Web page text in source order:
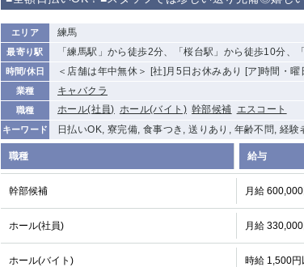
エリア 練馬
最寄り駅 「練馬駅」から徒歩2分、「桜台駅」から徒歩10分
時間/休日 ＜店舗は年中無休＞ [社]月5日お休みあり [ア]時間・
業種 キャバクラ
職種 ホール(社員) ホール(バイト) 幹部候補 エスコート
キーワード 日払いOK, 寮完備, 食事つき, 送りあり, 年齢不問, 経
職種 給与
幹部候補 月給
ホール(社員) 月給
ホール(バイト) 時給 1,500円
から徒歩10分
①歌舞伎町 ②
新宿
①東武練馬 ②
成増・板橋 ③
大山 ②池袋
池袋東口
下赤塚 竹ノ塚 三鷹
荻窪
浅草 新小岩
五井
関内 横浜 川崎
新横浜
小田原
横浜・桜木町
関内・馬車道・
日ノ出町